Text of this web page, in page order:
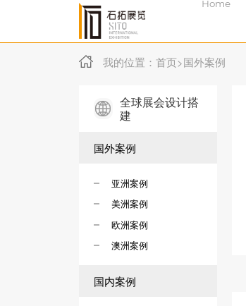
Home
我的位置： 首页>国外案例
全球展会设计搭
建
国外案例
亚洲案例
美洲案例
欧洲案例
澳洲案例
国内案例